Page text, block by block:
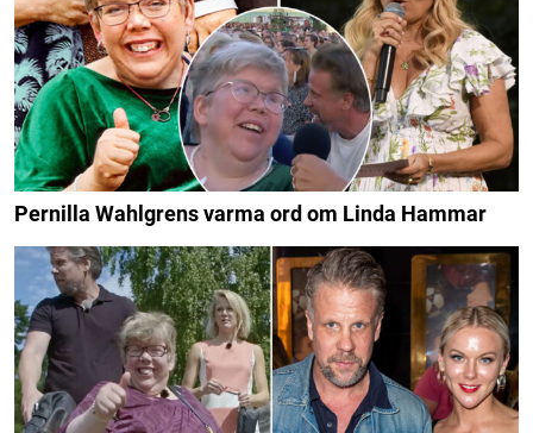
Pernilla Wahlgrens varma ord om Linda Hammar